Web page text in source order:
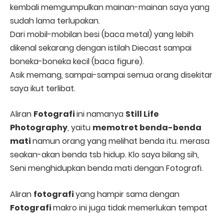
kembali memgumpulkan mainan-mainan saya yang
sudah lama terlupakan.
Dari mobil-mobilan besi (baca metal) yang lebih
dikenal sekarang dengan istilah Diecast sampai
boneka-boneka kecil (baca figure).
Asik memang, sampai-sampai semua orang disekitar
saya ikut terlibat.
Aliran Fotografiini namanya Still Life
Photography, yaitu memotret benda-benda
matinamun orang yang melihat benda itu. merasa
seakan-akan benda tsb hidup. Klo saya bilang sih,
Seni menghidupkan benda mati dengan Fotografi.
Aliran fotografiyang hampir sama dengan
Fotografimakro ini juga tidak memerlukan tempat